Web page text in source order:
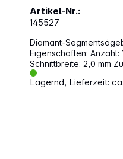
Artikel-Nr.:
145527
Diamant-
Eigenschaften: Anzahl: 1 Stück Durchmesser: 85 mm
Schnittbreite: 2,0 mm Zum Fräsen von kleineren
Ausschnitten in
Fräsen
Lagernd, Lieferzeit: